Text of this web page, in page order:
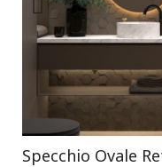
Specchio Ovale